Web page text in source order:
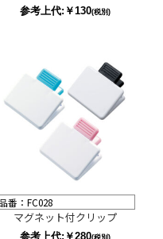
参考上代:￥130(税別)
番：FC028
マグネット付クリップ
参考上代:￥280